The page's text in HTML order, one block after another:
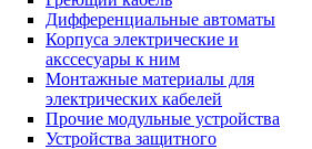
Дифференциальные автоматы
Корпуса электрические и
акссесуары к ним
Монтажные материалы для
электрических кабелей
Прочие модульные устройства
Устройства защитного